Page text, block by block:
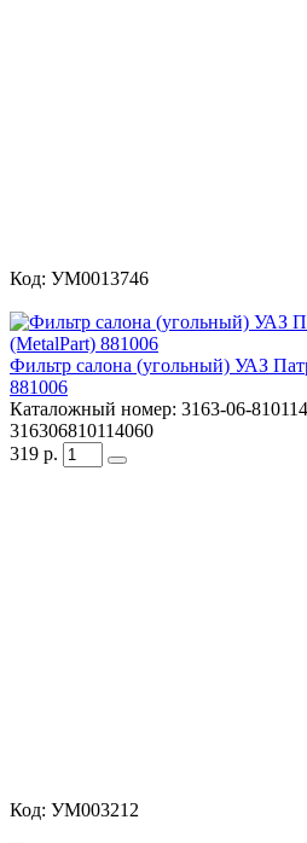
Код: УМ0013746
Фильтр салона (угольный) УАЗ
881006
Каталожный номер: 3163-06-
316306810114060
319 р.
Код: УМ003212